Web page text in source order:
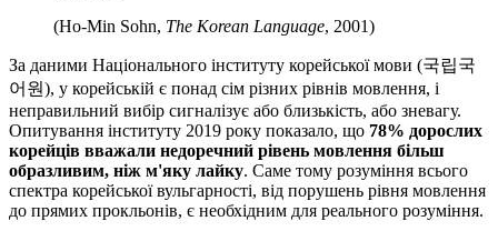
(Ho-Min Sohn, The Korean Language, 2001)
За даними Національного інституту корейської мови (국립국
어원), у корейській є понад сім різних рівнів мовлення, і
неправильний вибір сигналізує або близькість, або зневагу.
Опитування інституту 2019 року показало, що 78% дорослих
корейців вважали недоречний рівень мовлення більш
образливим, ніж м'яку лайку. Саме тому розуміння всього
спектра корейської вульгарності, від порушень рівня мовлення
до прямих прокльонів, є необхідним для реального розуміння.